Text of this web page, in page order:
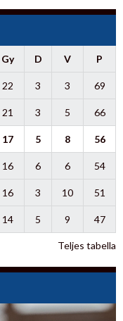
Gy D V P
22 3 3 69
21 3 5 66
17 5 8 56
16 6 6 54
16 3 10 51
14 5 9 47
Teljes tabella